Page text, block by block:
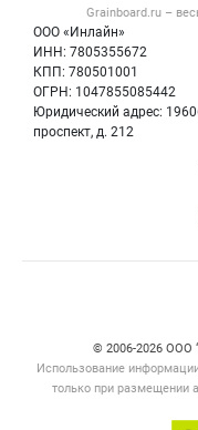
Grainboard.ru –
ООО «Инлайн»
ИНН: 7805355672
КПП: 780501001
ОГРН: 1047855085442
Юридический адрес:
проспект, д. 212
Политика
© 2006‑2026 ООО
Использование
только при размещении